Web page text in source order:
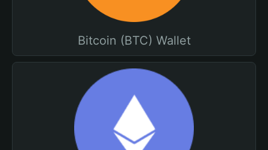
Bitcoin (BTC) Wallet